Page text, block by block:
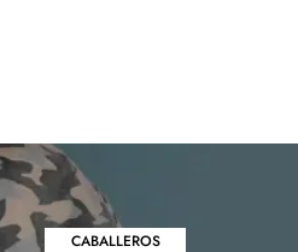
CABALLEROS